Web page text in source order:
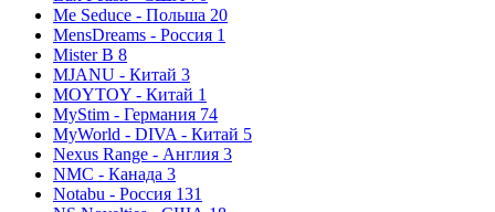
Me Seduce - Польша 20
MensDreams - Россия 1
Mister B 8
MJANU - Китай 3
MOYTOY - Китай 1
MyStim - Германия 74
MyWorld - DIVA - Китай 5
Nexus Range - Англия 3
NMC - Канада 3
Notabu - Россия 131